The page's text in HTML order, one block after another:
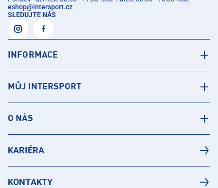
eshop@intersport.cz
SLEDUJTE NÁS
INFORMACE
MŮJ INTERSPORT
O NÁS
KARIÉRA
KONTAKTY